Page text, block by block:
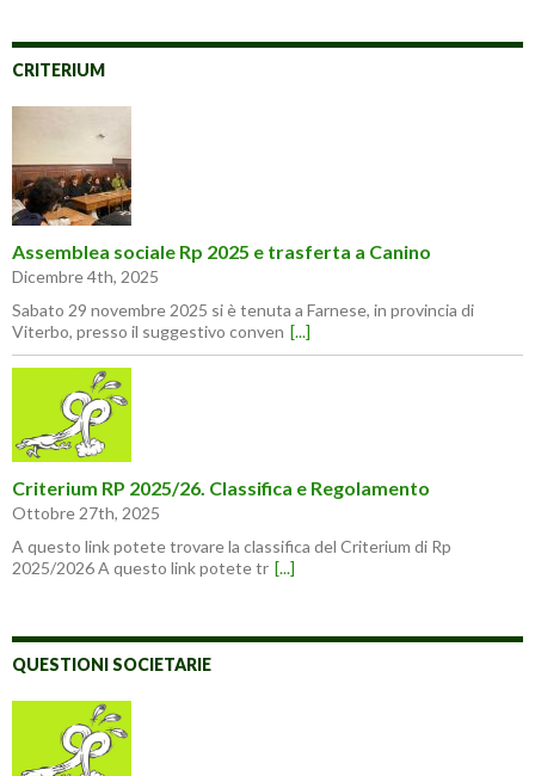
CRITERIUM
Assemblea sociale Rp 2025 e trasferta a Canino
Dicembre 4th, 2025
Sabato 29 novembre 2025 si è tenuta a Farnese, in provincia di
Viterbo, presso il suggestivo conven [...]
Criterium RP 2025/26. Classifica e Regolamento
Ottobre 27th, 2025
A questo link potete trovare la classifica del Criterium di Rp
2025/2026 A questo link potete tr [...]
QUESTIONI SOCIETARIE